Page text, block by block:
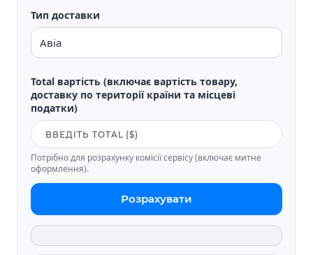
Тип доставки
Total вартість (включає вартість товару,
доставку по території країни та місцеві
податки)
Потрібно для розрахунку комісії сервісу (включає митне
оформлення).
Розрахувати